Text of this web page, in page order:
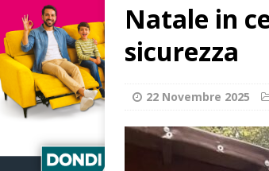
Natale in
sicurezza
22 Novembre 2025